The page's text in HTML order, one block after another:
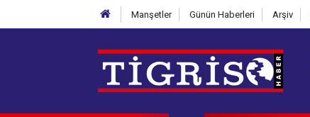
Manşetler Günün Haberleri Arşiv